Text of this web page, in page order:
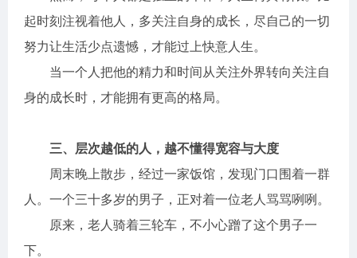
起时刻注视着他人，多关注自身的成长，尽自己的一切
努力让生活少点遗憾，才能过上快意人生。
当一个人把他的精力和时间从关注外界转向关注自
身的成长时，才能拥有更高的格局。
三、层次越低的人，越不懂得宽容与大度
周末晚上散步，经过一家饭馆，发现门口围着一群
人。一个三十多岁的男子，正对着一位老人骂骂咧咧。
原来，老人骑着三轮车，不小心蹭了这个男子一
下。